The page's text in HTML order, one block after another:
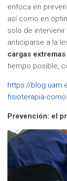
enfoca en
así como en
solo de
anticiparse a la
cargas extremas
tiempo posible,
https://
fisioterapia-
Prevención: el